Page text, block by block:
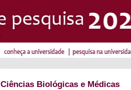
Ciências Biológicas e Médicas